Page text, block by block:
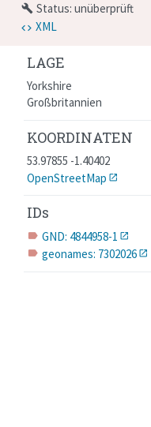
LAGE
Yorkshire
Großbritannien
KOORDINATEN
53.97855 -1.40402
OpenStreetMap
IDs
label GND: 4844958-1
label geonames: 7302026
build Status: unüberprüft
XML